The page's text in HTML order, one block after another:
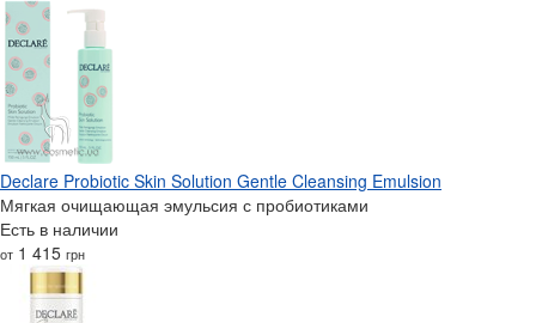
Declare Probiotic Skin Solution Gentle Cleansing Emulsion
Мягкая очищающая эмульсия с пробиотиками
Есть в наличии
от 1 415 грн